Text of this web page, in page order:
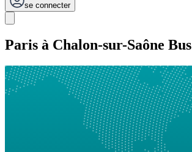
se connecter
Paris à Chalon-sur-Saône Bus